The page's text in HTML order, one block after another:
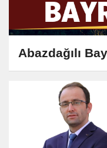
Abazdağılı